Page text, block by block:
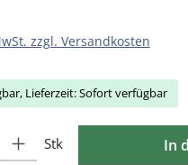
zzgl. Versandkosten
Lieferzeit: Sofort verfügbar
Stk In